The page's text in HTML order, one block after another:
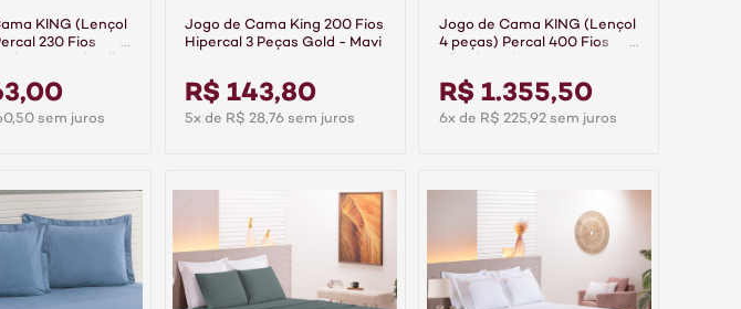
KING (Lençol
230 Fios
sem juros
Jogo de Cama King 200 Fios
Hipercal 3 Peças Gold - Mavi
R$ 143,80
5x de R$ 28,76 sem juros
Jogo de Cama KING (Lençol
4 peças) Percal 400 Fios
R$ 1.355,50
6x de R$ 225,92 sem juros